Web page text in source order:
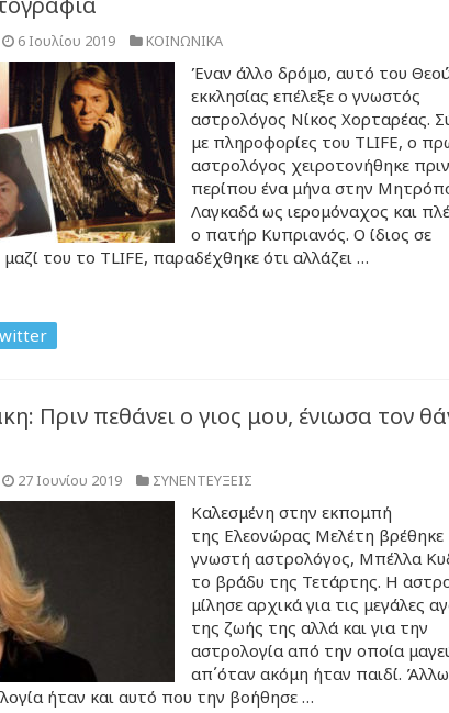
6 Ιουλίου 2019 ΚΟΙΝΩΝΙΚΑ
Έναν άλλο δρόμο, αυτό του
εκκλησίας επέλεξε ο γνωστός
αστρολόγος Νίκος Χορταρέας.
με πληροφορίες του TLIFE, o
αστρολόγος χειροτονήθηκε πριν
περίπου ένα μήνα στην
Λαγκαδά ως ιερομόναχος και
ο πατήρ Κυπριανός. Ο ίδιος σε
μαζί του το ΤLIFE, παραδέχθηκε ότι αλλάζει …
Πριν πεθάνει ο γιος μου, ένιωσα τον
27 Ιουνίου 2019 ΣΥΝΕΝΤΕΥΞΕΙΣ
Καλεσμένη στην εκπομπή
της Ελεονώρας Μελέτη βρέθηκε
γνωστή αστρολόγος, Μπέλλα
το βράδυ της Τετάρτης. Η
μίλησε αρχικά για τις μεγάλες
της ζωής της αλλά και για την
αστρολογία από την οποία
απ΄όταν ακόμη ήταν παιδί.
ήταν και αυτό που την βοήθησε …